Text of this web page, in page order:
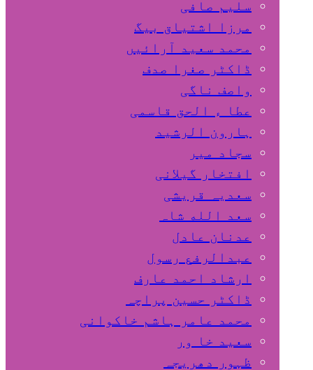
سلیم صافی
مرزا اشتیاق بیگ
محمد سعید آرائیں
ڈاکٹر صغرا صدف
واصف ناگی
عطا ء الحق قاسمی
ہارون الرشید
سجاد میر
افتخار گیلانی
سعدیہ قریشی
سعد الله شاہ
عدنان عادل
عبدالرفع رسول
ارشاد احمد عارف
ڈاکٹر حسین پراچہ
محمد عامر ہاشم خاکوانی
سعید خا ور
ظہور دھریجہ